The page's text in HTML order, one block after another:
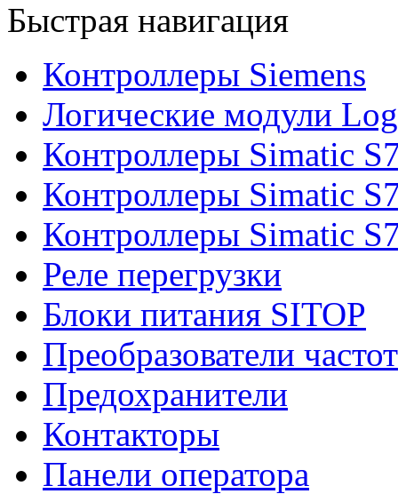
Быстрая навигация
Контроллеры Siemens
Логические модули
Контроллеры Simatic
Контроллеры Simatic
Контроллеры Simatic
Реле перегрузки
Блоки питания SITOP
Преобразователи
Предохранители
Контакторы
Панели оператора